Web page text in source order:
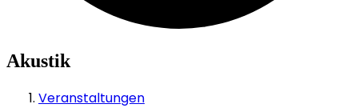
Akustik
Veranstaltungen